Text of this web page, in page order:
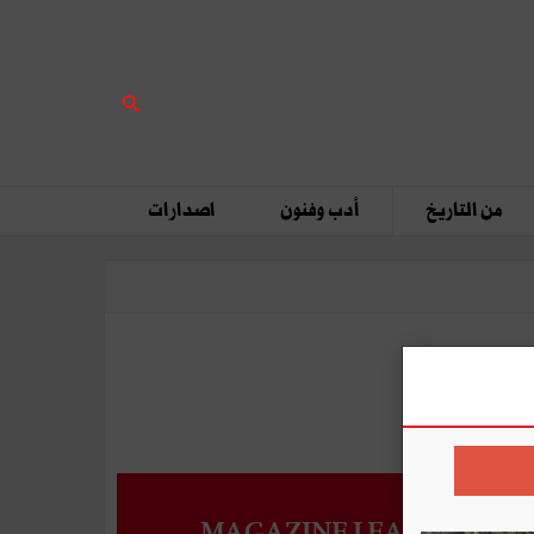
من التاريخ أدب وفنون اصدارات